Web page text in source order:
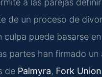
a las parejas
de un proceso de
culpa puede basarse
partes han firmado
de Palmyra, Fork Union